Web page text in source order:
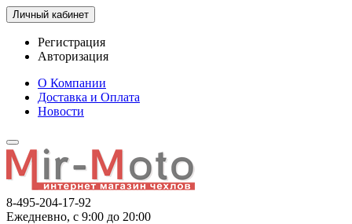
Личный кабинет
Регистрация
Авторизация
О Компании
Доставка и Оплата
Новости
8-495-204-17-92
Ежедневно, с 9:00 до 20:00